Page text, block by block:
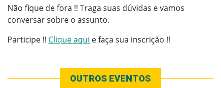
Não fique de fora !! Traga suas dúvidas e vamos
conversar sobre o assunto.
Participe !! Clique aqui e faça sua inscrição !!
OUTROS EVENTOS